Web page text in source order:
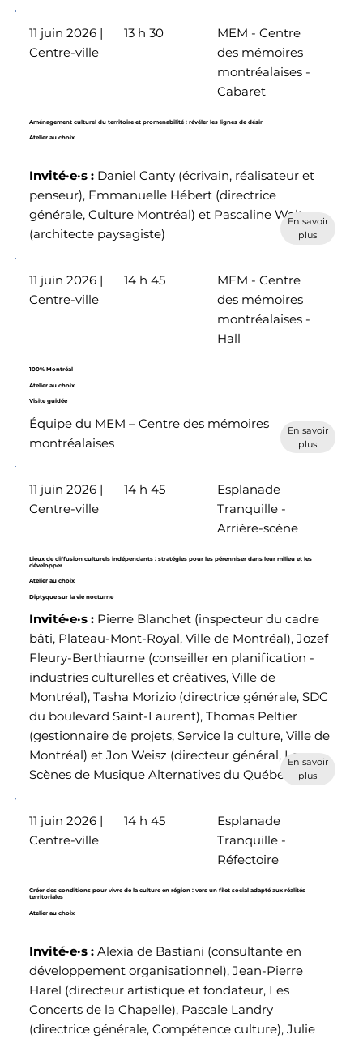
Aménagement culturel du territoire et promenabilité : révéler les lignes de désir
Atelier au choix
13 h 30
11 juin 2026 |
Centre-ville
MEM - Centre
des mémoires
montréalaises -
Cabaret
Invité·e·s :Daniel Canty (écrivain, réalisateur et
penseur), Emmanuelle Hébert (directrice
générale, Culture Montréal) et Pascaline Walter
(architecte paysagiste)
En savoir
plus
100% Montréal
Atelier au choix
Visite guidée
14 h 45
11 juin 2026 |
Centre-ville
MEM - Centre
des mémoires
montréalaises -
Hall
Équipe du MEM – Centre des mémoires
montréalaises
En savoir
plus
Lieux de diffusion culturels indépendants : stratégies pour les pérenniser dans leur milieu et les
développer
Atelier au choix
Diptyque sur la vie nocturne
14 h 45
11 juin 2026 |
Centre-ville
Esplanade
Tranquille -
Arrière-scène
Invité·e·s : Pierre Blanchet (inspecteur du cadre
bâti, Plateau-Mont-Royal, Ville de Montréal), Jozef
Fleury-Berthiaume (conseiller en planification -
industries culturelles et créatives, Ville de
Montréal), Tasha Morizio (directrice générale, SDC
du boulevard Saint-Laurent), Thomas Peltier
(gestionnaire de projets, Service la culture, Ville de
Montréal) et Jon Weisz (directeur général, Les
Scènes de Musique Alternatives du Québec)
En savoir
plus
Créer des conditions pour vivre de la culture en région : vers un filet social adapté aux réalités
territoriales
Atelier au choix
14 h 45
11 juin 2026 |
Centre-ville
Esplanade
Tranquille -
Réfectoire
Invité·e·s :Alexia de Bastiani (consultante en
développement organisationnel), Jean-Pierre
Harel (directeur artistique et fondateur, Les
Concerts de la Chapelle), Pascale Landry
(directrice générale, Compétence culture), Julie